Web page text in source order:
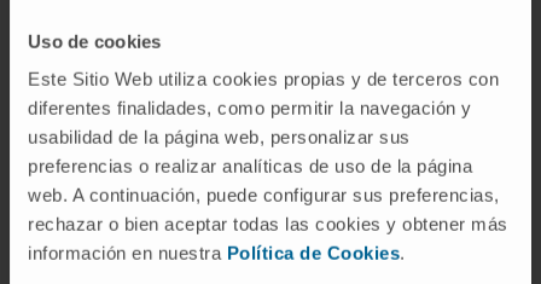
Uso de cookies
Este Sitio Web utiliza cookies propias y de terceros con
diferentes finalidades, como permitir la navegación y
usabilidad de la página web, personalizar sus
preferencias o realizar analíticas de uso de la página
web. A continuación, puede configurar sus preferencias,
rechazar o bien aceptar todas las cookies y obtener más
información en nuestra Política de Cookies.
Activité
En enseignement
Collaborateur enseignant dans des ateliers
d’exploration gynécologique et d’assistance
à l’accouchement au Centre de simulation
de la Facultad de Medicina de l’Universidad
de Navarra (2022, 2023, 2024).